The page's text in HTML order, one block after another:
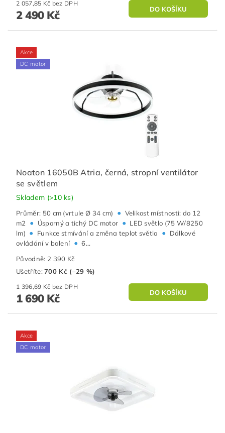
2 057,85 Kč bez DPH
2 490 Kč
Akce
DC motor
Noaton 16050B Atria, černá, stropní ventilátor
se světlem
Skladem (>10 ks)
Průměr: 50 cm (vrtule Ø 34 cm) • Velikost místnosti: do 12
m2
• Úsporný a tichý DC motor • LED světlo (75 W/8250
lm) • Funkce stmívání a změna teplot světla •
Dálkové
ovládání v balení • 6...
Původně: 2 390 Kč
Ušetříte:700 Kč (–29 %)
1 396,69 Kč bez DPH
1 690 Kč
Akce
DC motor